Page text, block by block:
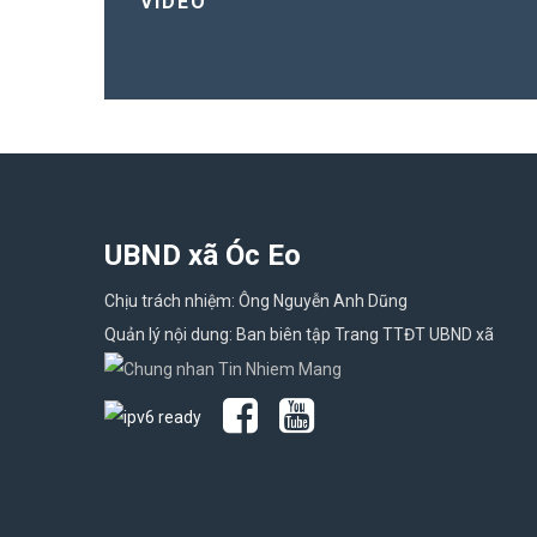
UBND xã Óc Eo
Chịu trách nhiệm: Ông Nguyễn Anh Dũng
Quản lý nội dung: Ban biên tập Trang TTĐT UBND xã